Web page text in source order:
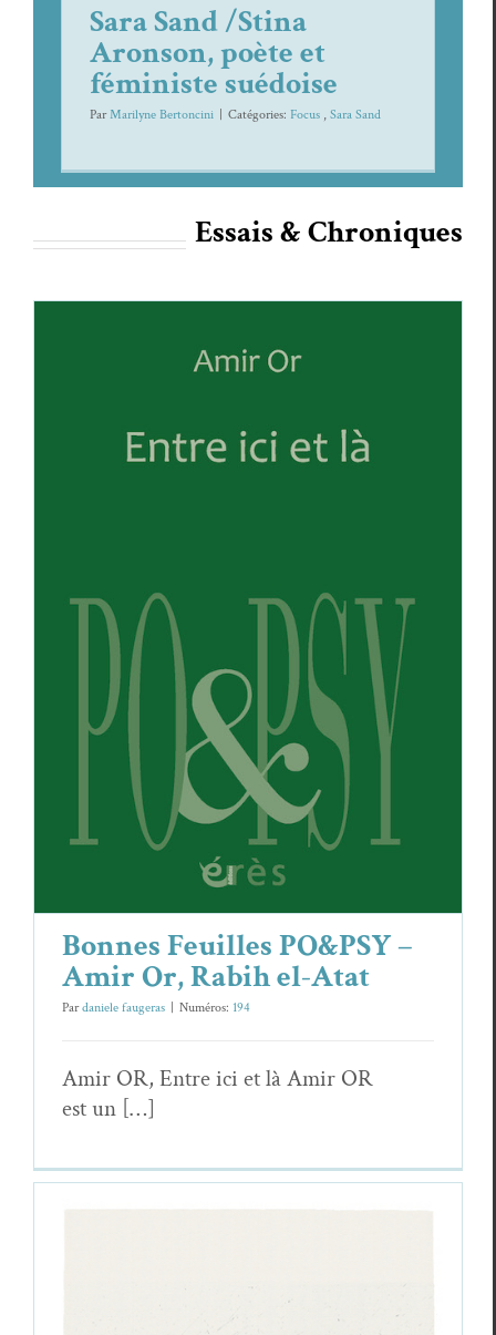
Sara Sand /Stina
Aronson, poète et
féministe suédoise
ParMarilyne Bertoncini Caté­gories: Focus , Sara Sand
Essais & Chroniques
Bonnes Feuilles PO&PSY – Amir Or,
Rabih el-Atat
Amir Or Blog Essais & Chroniques Rabih El Atat
Bonnes Feuilles PO&PSY –
Amir Or, Rabih el-Atat
Pardaniele faugeras | Numéros: 194
Amir OR, Entre ici et là Amir OR
est un […]